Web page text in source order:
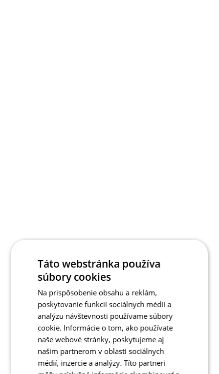
Táto webstránka používa
súbory cookies
Na prispôsobenie obsahu a reklám,
poskytovanie funkcií sociálnych médií a
analýzu návštevnosti používame súbory
cookie. Informácie o tom, ako používate
naše webové stránky, poskytujeme aj
našim partnerom v oblasti sociálnych
médií, inzercie a analýzy. Títo partneri